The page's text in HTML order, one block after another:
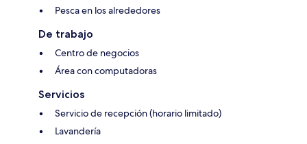
Pesca en los alrededores
De trabajo
Centro de negocios
Área con computadoras
Servicios
Servicio de recepción (horario limitado)
Lavandería